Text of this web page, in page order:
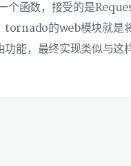
函数，接受的是
的web模块就是
功能，最终实现类似与这